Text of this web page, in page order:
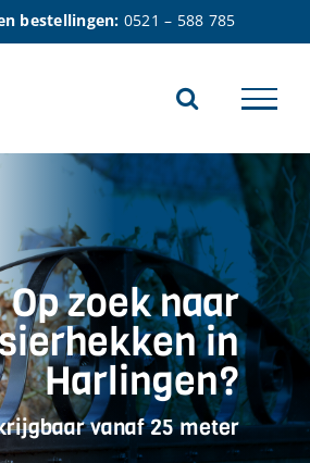
bestellingen: 0521 – 588 785
Op zoek naar
in
Harlingen?
vanaf 25 meter